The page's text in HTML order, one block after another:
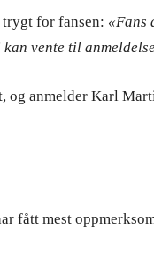
for fansen: «Fans
vente til
og anmelder Karl
fått mest